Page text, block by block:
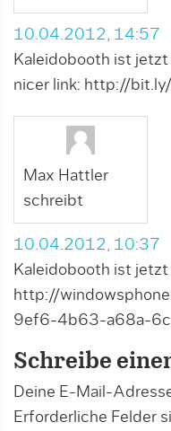
10.04.2012, 14:57
Kaleidobooth ist
nicer link: http://
Max Hattler
schreibt
10.04.2012, 10:37
Kaleidobooth ist jetzt
http://
9ef6-4b63-a68a-
Schreibe
Deine E-Mail-
Erforderliche Felder